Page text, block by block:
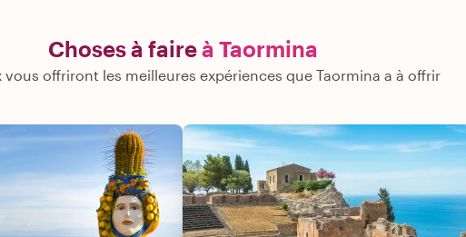
Choses à faireà Taormina
vous offriront les meilleures expériences que Taormina a à offrir